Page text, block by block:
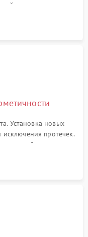
ремонт платы
проводки.
Установка новых
протечек.
системы,
поплавка.